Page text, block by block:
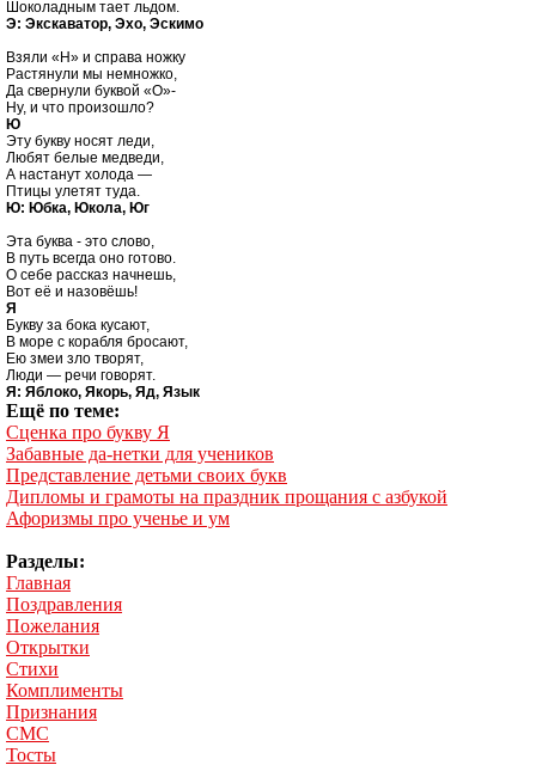
Э: Экскаватор, Эхо, Эскимо
Взяли «Н» и справа ножку
Растянули мы немножко,
Да свернули буквой «О»-
Ю
Эту букву носят леди,
Любят белые медведи,
А настанут холода —
Ю: Юбка, Юкола, Юг
Эта буква - это слово,
В путь всегда оно готово.
О себе рассказ начнешь,
Я
Букву за бока кусают,
В море с корабля бросают,
Ею змеи зло творят,
Я: Яблоко, Якорь, Яд, Язык
Ещё по теме:
Сценка про букву Я
Забавные да-нетки для учеников
Представление детьми своих букв
Дипломы и грамоты на праздник прощания с азбукой
Афоризмы про ученье и ум
Разделы:
Главная
Поздравления
Пожелания
Открытки
Стихи
Комплименты
Признания
СМС
Тосты